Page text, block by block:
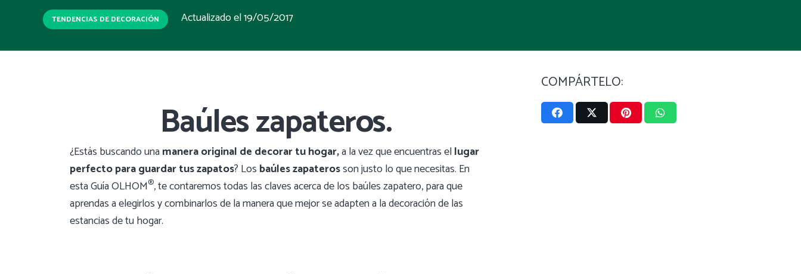
TENDENCIAS DE DECORACIÓN Actualizado el19/05/2017
Baúles zapateros.
¿Estás buscando unamanera original de decorar tu hogar,a la vez que encuentras ellugar
perfecto para guardar tus zapatos? Los baúles zapaterosson justo lo que necesitas. En
esta Guía OLHOM®, te contaremos todas las claves acerca de los baúles zapatero, para que
aprendas a elegirlos y combinarlos de la manera que mejor se adapten a la decoración de las
estancias de tu hogar.
COMPÁRTELO: